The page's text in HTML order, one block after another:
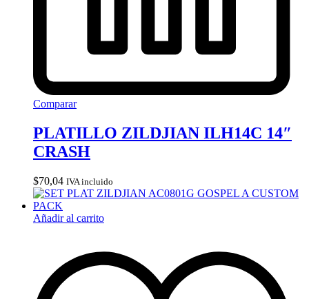
Comparar
PLATILLO ZILDJIAN ILH14C 14″
CRASH
$70,04 IVA incluido
Añadir al carrito